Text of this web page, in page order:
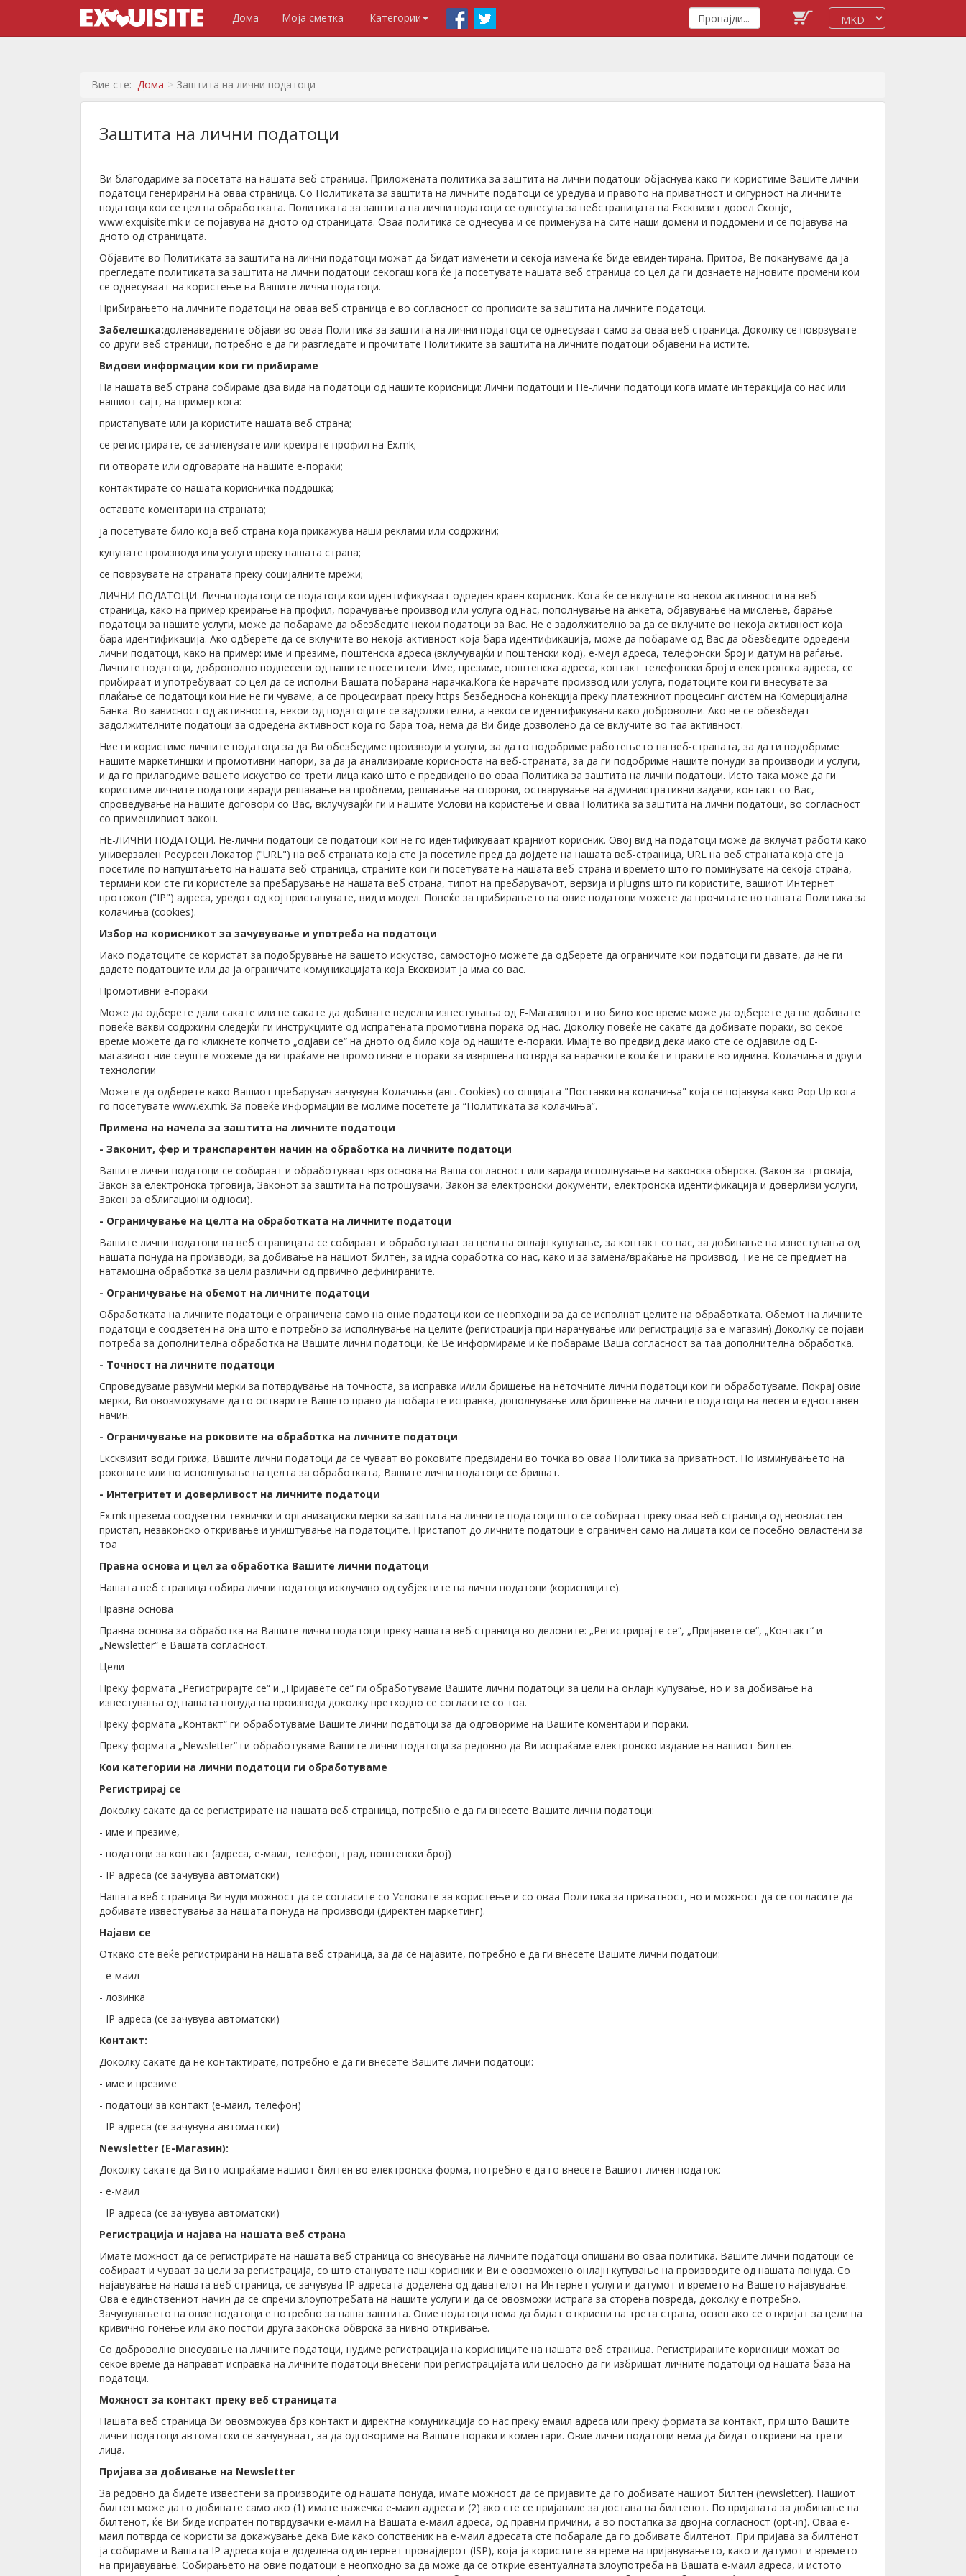
Дома Моја сметка Категории
Вие сте: Дома Заштита на лични податоци
Заштита на лични податоци
Ви благодариме за посетата на нашата веб страница. Приложената политика за заштита на лични податоци објаснува како ги користиме Вашите лични
податоци генерирани на оваа страница. Со Политиката за заштита на личните податоци се уредува и правото на приватност и сигурност на личните
податоци кои се цел на обработката. Политиката за заштита на лични податоци се однесува за вебстраницата на Ексквизит дооел Скопје,
www.exquisite.mk и се појавува на дното од страницата. Оваа политика се однесува и се применува на сите наши домени и поддомени и се појавува на
дното од страницата.
Објавите во Политиката за заштита на лични податоци можат да бидат изменети и секоја измена ќе биде евидентирана. Притоа, Ве покануваме да ја
прегледате политиката за заштита на лични податоци секогаш кога ќе ја посетувате нашата веб страница со цел да ги дознаете најновите промени кои
се однесуваат на користење на Вашите лични податоци.
Прибирањето на личните податоци на оваа веб страница е во согласност со прописите за заштита на личните податоци.
Забелешка:доленаведените објави во оваа Политика за заштита на лични податоци се однесуваат само за оваа веб страница. Доколку се поврзувате
со други веб страници, потребно е да ги разгледате и прочитате Политиките за заштита на личните податоци објавени на истите.
Видови информации кои ги прибираме
На нашата веб страна собираме два вида на податоци од нашите корисници: Лични податоци и Не-лични податоци кога имате интеракција со нас или
нашиот сајт, на пример кога:
пристапувате или ја користите нашата веб страна;
се регистрирате, се зачленувате или креирате профил на Ex.mk;
ги отворате или одговарате на нашите е-пораки;
контактирате со нашата корисничка поддршка;
оставате коментари на страната;
ја посетувате било која веб страна која прикажува наши реклами или содржини;
купувате производи или услуги преку нашата страна;
се поврзувате на страната преку социјалните мрежи;
ЛИЧНИ ПОДАТОЦИ. Лични податоци се податоци кои идентификуваат одреден краен корисник. Кога ќе се вклучите во некои активности на веб-
страница, како на пример креирање на профил, порачување производ или услуга од нас, пополнување на анкета, објавување на мислење, барање
податоци за нашите услуги, може да побараме да обезбедите некои податоци за Вас. Не е задолжително за да се вклучите во некоја активност која
бара идентификација. Ако одберете да се вклучите во некоја активност која бара идентификација, може да побараме од Вас да обезбедите одредени
лични податоци, како на пример: име и презиме, поштенска адреса (вклучувајќи и поштенски код), е-мејл адреса, телефонски број и датум на раѓање.
Личните податоци, доброволно поднесени од нашите посетители: Име, презиме, поштенска адреса, контакт телефонски број и електронска адреса, се
прибираат и употребуваат со цел да се исполни Вашата побарана нарачка.Кога ќе нарачате производ или услуга, податоците кои ги внесувате за
плаќање се податоци кои ние не ги чуваме, а се процесираат преку https безбедносна конекција преку платежниот процесинг систем на Комерцијална
Банка. Во зависност од активноста, некои од податоците се задолжителни, а некои се идентификувани како доброволни. Ако не се обезбедат
задолжителните податоци за одредена активност која го бара тоа, нема да Ви биде дозволено да се вклучите во таа активност.
Ние ги користиме личните податоци за да Ви обезбедиме производи и услуги, за да го подобриме работењето на веб-страната, за да ги подобриме
нашите маркетиншки и промотивни напори, за да ја анализираме корисноста на веб-страната, за да ги подобриме нашите понуди за производи и услуги,
и да го прилагодиме вашето искуство со трети лица како што е предвидено во оваа Политика за заштита на лични податоци. Исто така може да ги
користиме личните податоци заради решавање на проблеми, решавање на спорови, остварување на административни задачи, контакт со Вас,
спроведување на нашите договори со Вас, вклучувајќи ги и нашите Услови на користење и оваа Политика за заштита на лични податоци, во согласност
со применливиот закон.
НЕ-ЛИЧНИ ПОДАТОЦИ. Не-лични податоци се податоци кои не го идентификуваат крајниот корисник. Овој вид на податоци може да вклучат работи како
универзален Ресурсен Локатор ("URL") на веб страната која сте ја посетиле пред да дојдете на нашата веб-страница, URL на веб страната која сте ја
посетиле по напуштањето на нашата веб-страница, страните кои ги посетувате на нашата веб-страна и времето што го поминувате на секоја страна,
термини кои сте ги користеле за пребарување на нашата веб страна, типот на пребарувачот, верзија и plugins што ги користите, вашиот Интернет
протокол ("IP") адреса, уредот од кој пристапувате, вид и модел. Повеќе за прибирањето на овие податоци можете да прочитате во нашата Политика за
колачиња (cookies).
Избор на корисникот за зачувување и употреба на податоци
Иако податоците се користат за подобрување на вашето искуство, самостојно можете да одберете да ограничите кои податоци ги давате, да не ги
дадете податоците или да ја ограничите комуникацијата која Ексквизит ја има со вас.
Промотивни е-пораки
Може да одберете дали сакате или не сакате да добивате неделни известувања од Е-Магазинот и во било кое време може да одберете да не добивате
повеќе вакви содржини следејќи ги инструкциите од испратената промотивна порака од нас. Доколку повеќе не сакате да добивате пораки, во секое
време можете да го кликнете копчето „одјави се“ на дното од било која од нашите е-пораки. Имајте во предвид дека иако сте се одјавиле од Е-
магазинот ние сеуште можеме да ви праќаме не-промотивни е-пораки за извршена потврда за нарачките кои ќе ги правите во иднина. Колачиња и други
технологии
Можете да одберете како Вашиот пребарувач зачувува Колачиња (анг. Cookies) со опцијата "Поставки на колачиња" која се појавува како Pop Up кога
го посетувате www.ex.mk. За повеќе информации ве молиме посетете ја “Политиката за колачиња”.
Примена на начела за заштита на личните податоци
- Законит, фер и транспарентен начин на обработка на личните податоци
Вашите лични податоци се собираат и обработуваат врз основа на Ваша согласност или заради исполнување на законска обврска. (Закон за трговија,
Закон за електронска трговија, Законот за заштита на потрошувачи, Закон за електронски документи, електронска идентификација и доверливи услуги,
Закон за облигациони односи).
- Ограничување на целта на обработката на личните податоци
Вашите лични податоци на веб страницата се собираат и обработуваат за цели на онлајн купување, за контакт со нас, за добивање на известувања од
нашата понуда на производи, за добивање на нашиот билтен, за идна соработка со нас, како и за замена/враќање на производ. Тие не се предмет на
натамошна обработка за цели различни од првично дефинираните.
- Ограничување на обемот на личните податоци
Обработката на личните податоци е ограничена само на оние податоци кои се неопходни за да се исполнат целите на обработката. Обемот на личните
податоци е соодветен на она што е потребно за исполнување на целите (регистрација при нарачување или регистрација за е-магазин).Доколку се појави
потреба за дополнителна обработка на Вашите лични податоци, ќе Ве информираме и ќе побараме Ваша согласност за таа дополнителна обработка.
- Точност на личните податоци
Спроведуваме разумни мерки за потврдување на точноста, за исправка и/или бришење на неточните лични податоци кои ги обработуваме. Покрај овие
мерки, Ви овозможуваме да го остварите Вашето право да побарате исправка, дополнување или бришење на личните податоци на лесен и едноставен
начин.
- Ограничување на роковите на обработка на личните податоци
Ексквизит води грижа, Вашите лични податоци да се чуваат во роковите предвидени во точка во оваа Политика за приватност. По изминувањето на
роковите или по исполнување на целта за обработката, Вашите лични податоци се бришат.
- Интегритет и доверливост на личните податоци
Ex.mk презема соодветни технички и организациски мерки за заштита на личните податоци што се собираат преку оваа веб страница од неовластен
пристап, незаконско откривање и уништување на податоците. Пристапот до личните податоци е ограничен само на лицата кои се посебно овластени за
тоа
Правна основа и цел за обработка Вашите лични податоци
Нашата веб страница собира лични податоци исклучиво од субјектите на лични податоци (корисниците).
Правна основа
Правна основа за обработка на Вашите лични податоци преку нашата веб страница во деловите: „Регистрирајте се“, „Пријавете се“, „Контакт“ и
„Newsletter“ е Вашата согласност.
Цели
Преку формата „Регистрирајте се“ и „Пријавете се“ ги обработуваме Вашите лични податоци за цели на онлајн купување, но и за добивање на
известувања од нашата понуда на производи доколку претходно се согласите со тоа.
Преку формата „Контакт“ ги обработуваме Вашите лични податоци за да одговориме на Вашите коментари и пораки.
Преку формата „Newsletter“ ги обработуваме Вашите лични податоци за редовно да Ви испраќаме електронско издание на нашиот билтен.
Кои категории на лични податоци ги обработуваме
Регистрирај се
Доколку сакате да се регистрирате на нашата веб страница, потребно е да ги внесете Вашите лични податоци:
- име и презиме,
- податоци за контакт (адреса, е-маил, телефон, град, поштенски број)
- IP адреса (се зачувува автоматски)
Нашата веб страница Ви нуди можност да се согласите со Условите за користење и со оваа Политика за приватност, но и можност да се согласите да
добивате известувања за нашата понуда на производи (директен маркетинг).
Најави се
Откако сте веќе регистрирани на нашата веб страница, за да се најавите, потребно е да ги внесете Вашите лични податоци:
- е-маил
- лозинка
- IP адреса (се зачувува автоматски)
Контакт:
Доколку сакате да не контактирате, потребно е да ги внесете Вашите лични податоци:
- име и презиме
- податоци за контакт (е-маил, телефон)
- IP адреса (се зачувува автоматски)
Newsletter (Е-Магазин):
Доколку сакате да Ви го испраќаме нашиот билтен во електронска форма, потребно е да го внесете Вашиот личен податок:
- е-маил
- IP адреса (се зачувува автоматски)
Регистрација и најава на нашата веб страна
Имате можност да се регистрирате на нашата веб страница со внесување на личните податоци опишани во оваа политика. Вашите лични податоци се
собираат и чуваат за цели за регистрација, со што станувате наш корисник и Ви е овозможено онлајн купување на производите од нашата понуда. Со
најавување на нашата веб страница, се зачувува IP адресата доделена од давателот на Интернет услуги и датумот и времето на Вашето најавување.
Ова е единствениот начин да се спречи злоупотребата на нашите услуги и да се овозможи истрага за сторена повреда, доколку е потребно.
Зачувувањето на овие податоци е потребно за наша заштита. Овие податоци нема да бидат откриени на трета страна, освен ако се откријат за цели на
кривично гонење или ако постои друга законска обврска за нивно откривање.
Со доброволно внесување на личните податоци, нудиме регистрација на корисниците на нашата веб страница. Регистрираните корисници можат во
секое време да направат исправка на личните податоци внесени при регистрацијата или целосно да ги избришат личните податоци од нашата база на
податоци.
Можност за контакт преку веб страницата
Нашата веб страница Ви овозможува брз контакт и директна комуникација со нас преку емаил адреса или преку формата за контакт, при што Вашите
лични податоци автоматски се зачувуваат, за да одговориме на Вашите пораки и коментари. Овие лични податоци нема да бидат откриени на трети
лица.
Пријава за добивање на Newsletter
За редовно да бидете известени за производите од нашата понуда, имате можност да се пријавите да го добивате нашиот билтен (newsletter). Нашиот
билтен може да го добивате само ако (1) имате важечка е-маил адреса и (2) ако сте се пријавиле за достава на билтенот. По пријавата за добивање на
билтенот, ќе Ви биде испратен потврдувачки е-маил на Вашата е-маил адреса, од правни причини, а во постапка за двојна согласност (opt-in). Оваа е-
маил потврда се користи за докажување дека Вие како сопственик на е-маил адресата сте побарале да го добивате билтенот. При пријава за билтенот
ја собираме и Вашата IP адреса која е доделена од интернет провајдерот (ISP), која ја користите за време на пријавувањето, како и датумот и времето
на пријавување. Собирањето на овие податоци е неопходно за да може да се открие евентуалната злоупотреба на Вашата е-маил адреса, и истото